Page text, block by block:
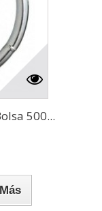
500...
Más